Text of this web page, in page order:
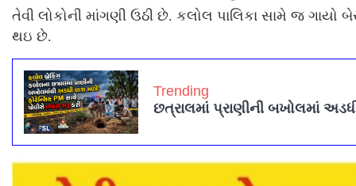
તેવી લોકોની માંગણી ઉઠી છે. કલોલ પાલિકા સામે જ ગાયો
થઇ છે.
Trending
છત્રાલમાં પ્રાણીની બખોલમાં